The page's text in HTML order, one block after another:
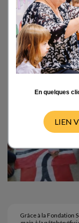
élèves
Paris et à
Grâce à la Fondation
En quelques
LIEN